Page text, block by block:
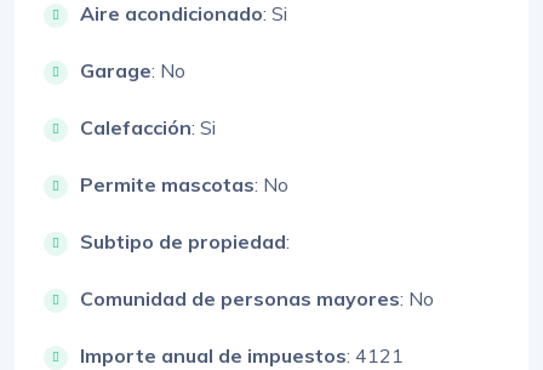
Aire acondicionado: Si
Garage: No
Calefacción: Si
Permite mascotas: No
Subtipo de propiedad:
Comunidad de personas mayores: No
Importe anual de impuestos: 4121